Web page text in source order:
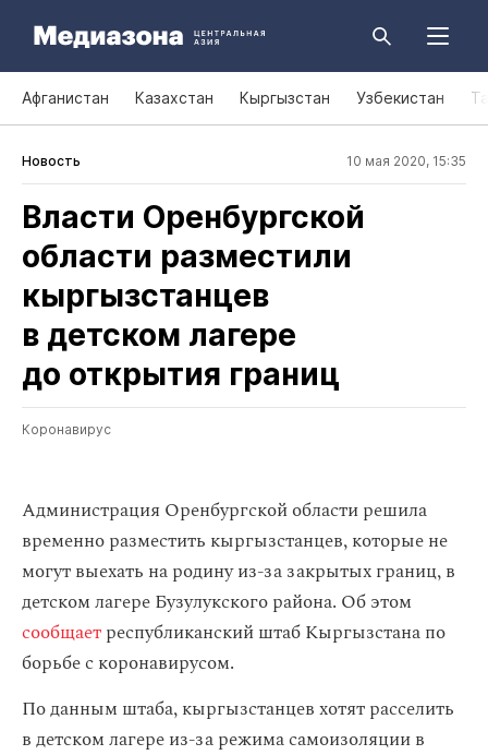
Афганистан Казахстан Кыргызстан Узбекистан
Новость 10 мая 2020, 15:35
Власти Оренбургской
области разместили
кыргызстанцев
в детском лагере
до открытия границ
Коронавирус
Администрация Оренбургской области решила
временно разместить кыргызстанцев, которые не
могут выехать на родину из-за закрытых границ, в
детском лагере Бузулукского района. Об этом
сообщаетреспубликанский штаб Кыргызстана по
борьбе с коронавирусом.
По данным штаба, кыргызстанцев хотят расселить
в детском лагере из-за режима самоизоляции в